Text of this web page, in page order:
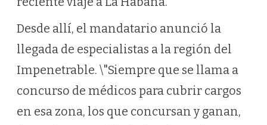
Desde allí, el mandatario anunció la
llegada de especialistas a la región del
Impenetrable. \"Siempre que se llama a
concurso de médicos para cubrir cargos
en esa zona, los que concursan y ganan,